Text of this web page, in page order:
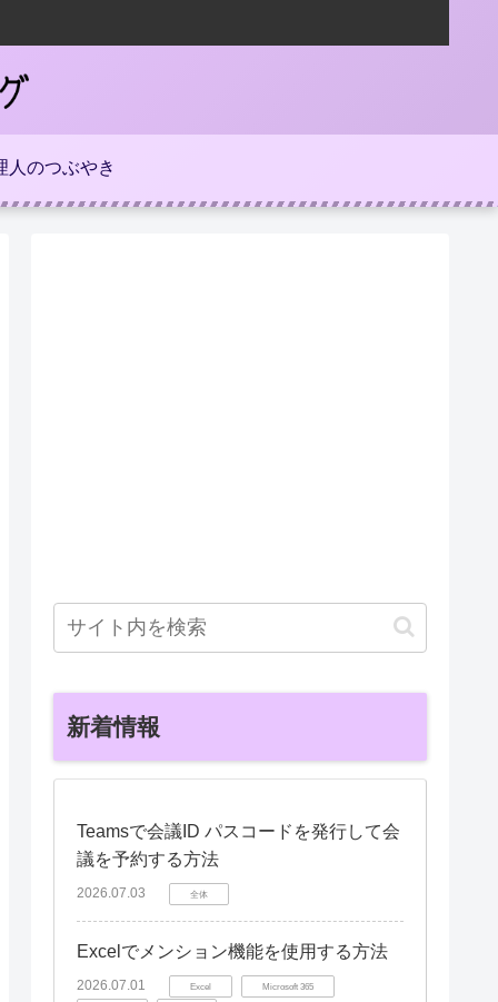
人のつぶやき
新着情報
Teamsで会議ID パスコードを発行して会
議を予約する方法
2026.07.03 全体
Excelでメンション機能を使用する方法
2026.07.01 Excel Microsoft 365